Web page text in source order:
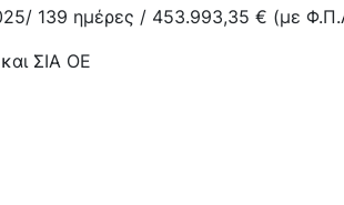
139 ημέρες / 453.993,35 € (με
ΣΙΑ ΟΕ